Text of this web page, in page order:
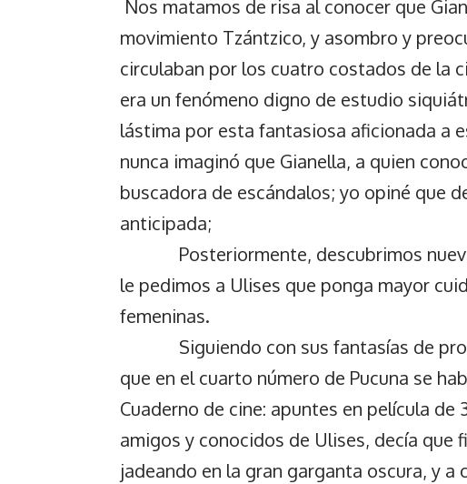
Nos matamos de risa al conocer que
movimiento Tzántzico, y asombro y
circulaban por los cuatro costados de la
era un fenómeno digno de estudio
lástima por esta fantasiosa aficionada a
nunca imaginó que Gianella, a quien
buscadora de escándalos; yo opiné que
anticipada;
Posteriormente, descubrimos
le pedimos a Ulises que ponga mayor
femeninas.
Siguiendo con sus fantasías de
que en el cuarto número de Pucuna se
Cuaderno de cine: apuntes en película
amigos y conocidos de Ulises, decía que
jadeando en la gran garganta oscura, y